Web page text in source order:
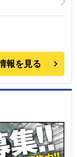
報を見る